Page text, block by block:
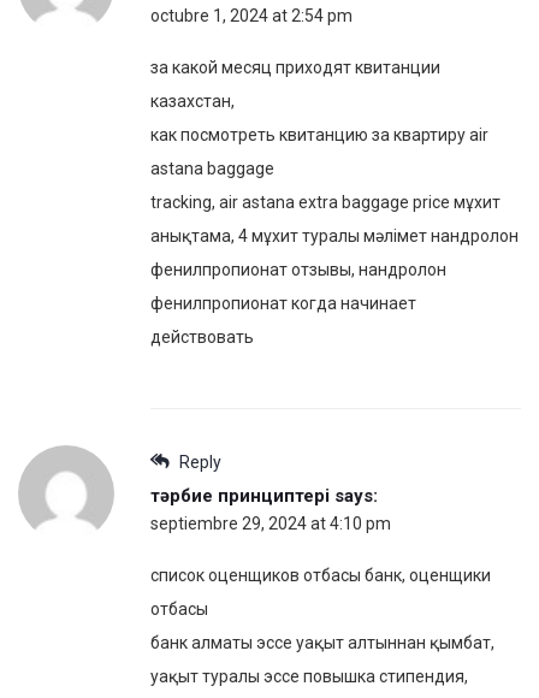
octubre 1, 2024 at 2:54 pm
за какой месяц приходят квитанции
казахстан,
как посмотреть квитанцию за квартиру air
astana baggage
tracking, air astana extra baggage price мұхит
анықтама, 4 мұхит туралы мәлімет нандролон
фенилпропионат отзывы, нандролон
фенилпропионат когда начинает
действовать
Reply
тәрбие принциптері says:
septiembre 29, 2024 at 4:10 pm
список оценщиков отбасы банк, оценщики
отбасы
банк алматы эссе уақыт алтыннан қымбат,
уақыт туралы эссе повышка стипендия,